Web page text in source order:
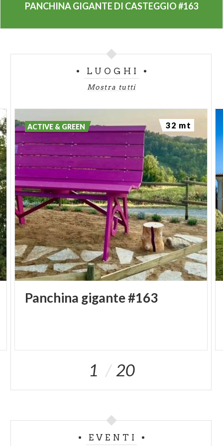
o una pausa ristoratrice. Agriturismi e cantine
ATTIVITA’ DOVE TROVARE TIMBRI E
IL PIANE DI ROSA S.A.S. (ALIMENTARI, B&B,
WINERY)
Via Emilia, 98 – Casteggio ((Pavia) PV) | Tel: 0383
804825 - 340 4159235 | Aperto
dal martedì al sabato 7:30-14:00, 16-20:00. La
domenica 7:30-13:00.
Chiuso il lunedì.
DE FILIPPI CAFE’
Via Roma, 18 – Casteggio (Pavia) (PV) | Tel:
340.5731604- 331.1223455| Aperto
dal lunedì al venerdì 6:00-21:00, sabato e domenica
7:00-23:00.
PASTICCERIA IDEAL
PASTICCERIA LA DOLCE VITA
Via Anselmi, 2 – Casteggio (PV) | Tel: 0383 803707
PANCHINA GIGANTE DI CASTEGGIO #163
LUOGHI
Mostra tutti
Panchina gigante#163
ACTIVE & GREEN 32 mt
1 20
EVENTI